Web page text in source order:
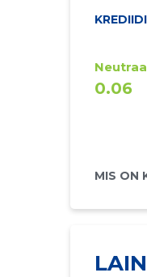
0.06
MIS ON